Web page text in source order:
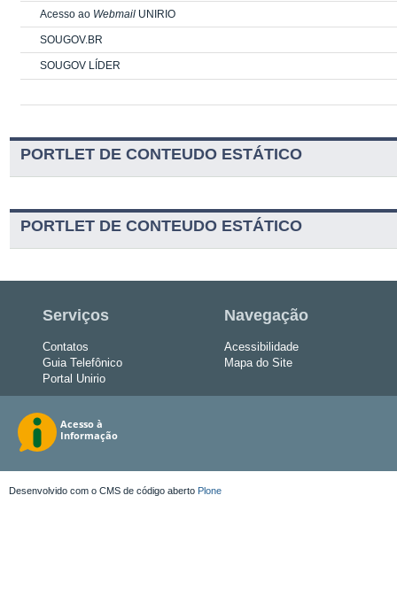
Acesso ao Webmail UNIRIO
SOUGOV.BR
SOUGOV LÍDER
PORTLET DE CONTEUDO ESTÁTICO
PORTLET DE CONTEUDO ESTÁTICO
Serviços
Contatos
Guia Telefônico
Portal Unirio
Navegação
Acessibilidade
Mapa do Site
Desenvolvido com o CMS de código aberto Plone